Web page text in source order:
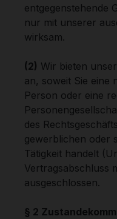
entgegenstehende
nur mit unserer
wirksam.
(2) Wir bieten
an, soweit Sie eine
Person oder eine
des
gewerblichen oder
Tätigkeit handelt
Vertragsabschluss
ausgeschlossen.
§ 2